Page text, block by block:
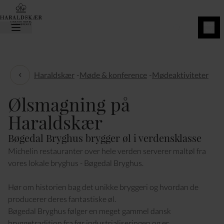
Mødeaktiviteter
Haraldskær - Møde & konference - Mødeaktiviteter
Ølsmagning på
Haraldskær
Bøgedal Bryghus brygger øl i verdensklasse
Michelin restauranter over hele verden serverer maltøl fra
vores lokale bryghus - Bøgedal Bryghus.
Hør om historien bag det unikke bryggeri og hvordan de
producerer deres fantastiske øl.
Bøgedal Bryghus følger en meget gammel dansk